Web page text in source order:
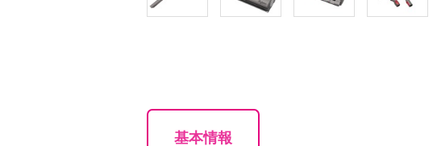
基本情報